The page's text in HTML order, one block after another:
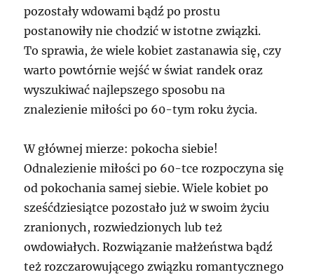
pozostały wdowami bądź po prostu
postanowiły nie chodzić w istotne związki.
To sprawia, że wiele kobiet zastanawia się, czy
warto powtórnie wejść w świat randek oraz
wyszukiwać najlepszego sposobu na
znalezienie miłości po 60-tym roku życia.
W głównej mierze: pokocha siebie!
Odnalezienie miłości po 60-tce rozpoczyna się
od pokochania samej siebie. Wiele kobiet po
sześćdziesiątce pozostało już w swoim życiu
zranionych, rozwiedzionych lub też
owdowiałych. Rozwiązanie małżeństwa bądź
też rozczarowującego związku romantycznego